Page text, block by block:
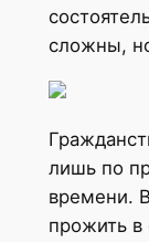
сложны,
лишь по
времени.
прожить в